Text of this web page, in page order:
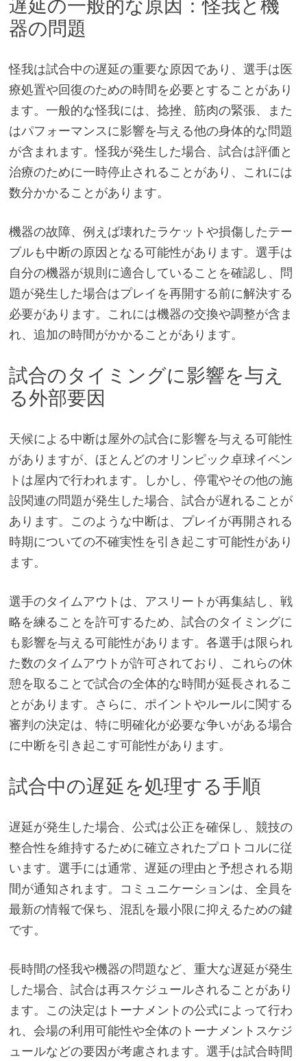
遅延の一般的な原因：怪我と機
器の問題
怪我は試合中の遅延の重要な原因であり、選手は医
療処置や回復のための時間を必要とすることがあり
ます。一般的な怪我には、捻挫、筋肉の緊張、また
はパフォーマンスに影響を与える他の身体的な問題
が含まれます。怪我が発生した場合、試合は評価と
治療のために一時停止されることがあり、これには
数分かかることがあります。
機器の故障、例えば壊れたラケットや損傷したテー
ブルも中断の原因となる可能性があります。選手は
自分の機器が規則に適合していることを確認し、問
題が発生した場合はプレイを再開する前に解決する
必要があります。これには機器の交換や調整が含ま
れ、追加の時間がかかることがあります。
試合のタイミングに影響を与え
る外部要因
天候による中断は屋外の試合に影響を与える可能性
がありますが、ほとんどのオリンピック卓球イベン
トは屋内で行われます。しかし、停電やその他の施
設関連の問題が発生した場合、試合が遅れることが
あります。このような中断は、プレイが再開される
時期についての不確実性を引き起こす可能性があり
ます。
選手のタイムアウトは、アスリートが再集結し、戦
略を練ることを許可するため、試合のタイミングに
も影響を与える可能性があります。各選手は限られ
た数のタイムアウトが許可されており、これらの休
憩を取ることで試合の全体的な時間が延長されるこ
とがあります。さらに、ポイントやルールに関する
審判の決定は、特に明確化が必要な争いがある場合
に中断を引き起こす可能性があります。
試合中の遅延を処理する手順
遅延が発生した場合、公式は公正を確保し、競技の
整合性を維持するために確立されたプロトコルに従
います。選手には通常、遅延の理由と予想される期
間が通知されます。コミュニケーションは、全員を
最新の情報で保ち、混乱を最小限に抑えるための鍵
です。
長時間の怪我や機器の問題など、重大な遅延が発生
した場合、試合は再スケジュールされることがあり
ます。この決定はトーナメントの公式によって行わ
れ、会場の利用可能性や全体のトーナメントスケジ
ュールなどの要因が考慮されます。選手は試合時間